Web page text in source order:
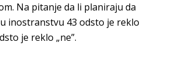
Na pitanje da li planiraju da
inostranstvu 43 odsto je reklo
je reklo „ne”.